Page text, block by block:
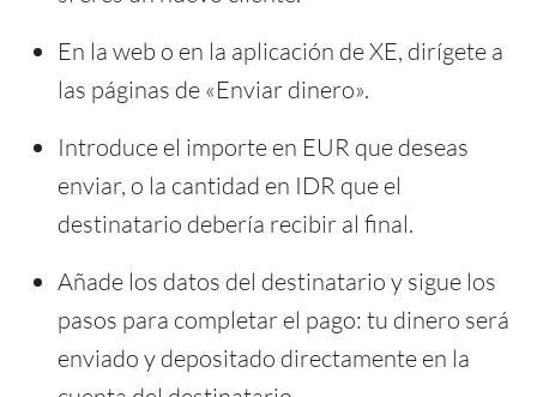
En la web o en la aplicación de XE, dirígete a
las páginas de «Enviar dinero».
Introduce el importe en EUR que deseas
enviar, o la cantidad en IDR que el
destinatario debería recibir al final.
Añade los datos del destinatario y sigue los
pasos para completar el pago: tu dinero será
enviado y depositado directamente en la